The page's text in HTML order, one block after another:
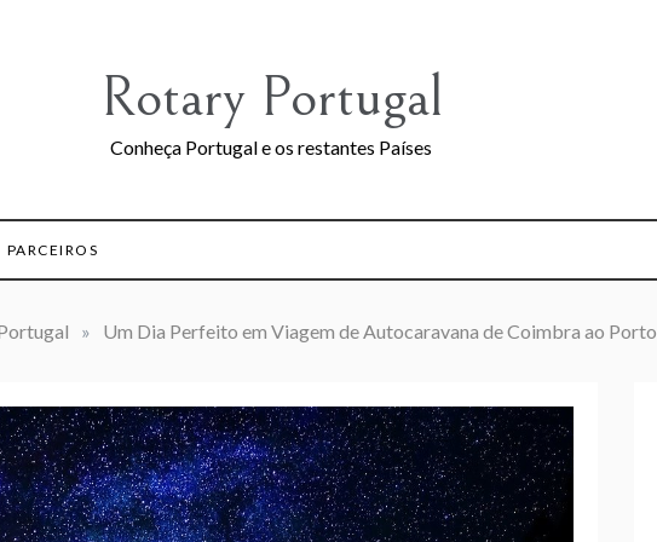
Rotary Portugal
Conheça Portugal e os restantes Países
PARCEIROS
» Um Dia Perfeito em Viagem de Autocaravana de Coimbra ao Porto